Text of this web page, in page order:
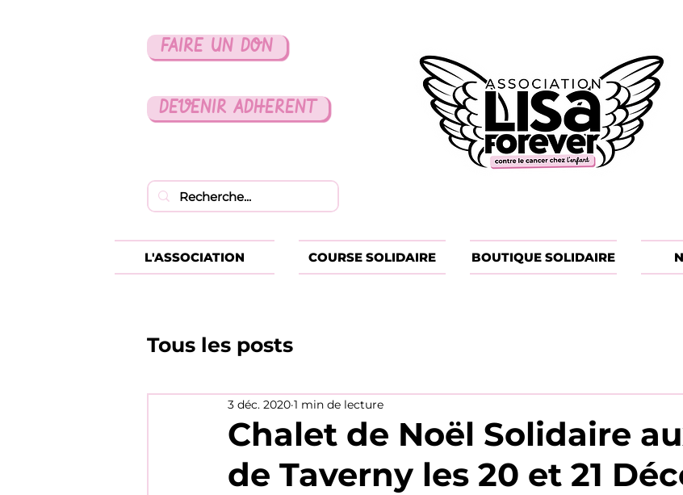
FAIRE UN DON
DEVENIR ADHERENT
Tous les posts
Chalet de Noël Solidaire
de Taverny les 20 et 21
3 déc. 2020 1 min de lecture
L'ASSOCIATION COURSE SOLIDAIRE BOUTIQUE SOLIDAIRE